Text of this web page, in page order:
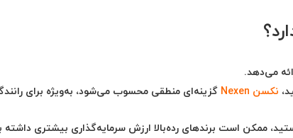
می‌دهد.
نکسن Nexen
گزینه‌ای منطقی محسوب می‌شود، به‌ویژه برای
ممکن است برندهای رده‌بالا ارزش سرمایه‌گذاری بیشتری داشته